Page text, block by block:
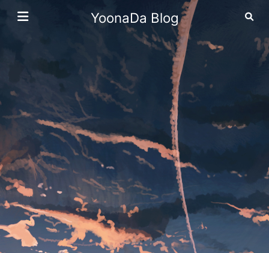
YoonaDa Blog